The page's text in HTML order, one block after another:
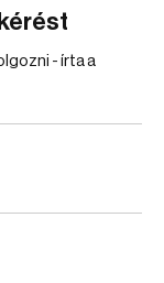
- írta a